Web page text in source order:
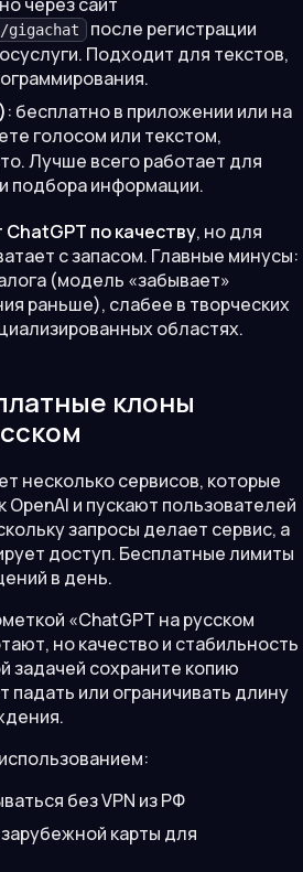
gigachat
после регистрации
Подходит для текстов,
: бесплатно в приложении или на
голосом или текстом,
Лучше всего работает для
подбора информации.
по качеству, но для
с запасом. Главные минусы:
(модель «забывает»
раньше), слабее в творческих
областях.
клоны
несколько сервисов, которые
OpenAI и пускают пользователей
запросы делает сервис, а
доступ. Бесплатные лимиты
в день.
«ChatGPT на русском
но качество и стабильность
задачей сохраните копию
падать или ограничивать длину
без VPN из РФ
карты для